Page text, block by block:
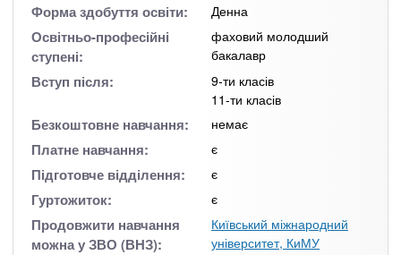
o
Форма здобуття освіти: Денна
Освітньо-професійні
ступені:
фаховий молодший
бакалавр
Вступ після:
9-ти класів
11-ти класів
Безкоштовне навчання: немає
Платне навчання: є
Підготовче відділення: є
Гуртожиток: є
Продовжити навчання
можна у ЗВО (ВНЗ):
Київський міжнародний
університет, КиМУ